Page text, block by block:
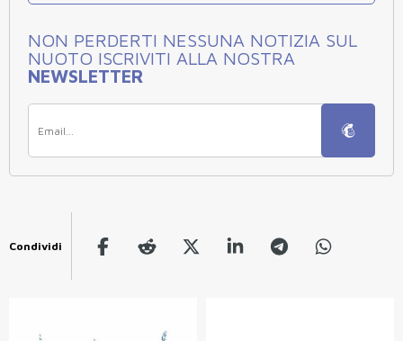
NON PERDERTI NESSUNA NOTIZIA SUL
NUOTO ISCRIVITI ALLA NOSTRA
NEWSLETTER
Condividi